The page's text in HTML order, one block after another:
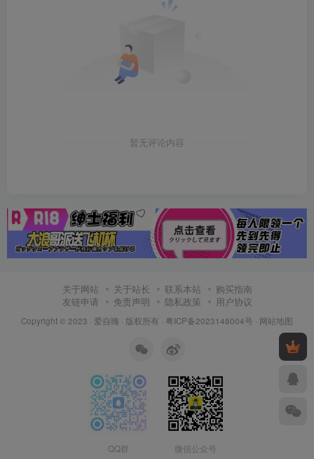
暂无评论内容
关于网站 关于站长 联系本站
购买指南
友链申请
免责声明 隐私政策 用户协议
Copyright © 2023 · 爱自嗨 · 版权所有 · 粤ICP备2023148004号 · 网站地图
QQ群 微信公众号